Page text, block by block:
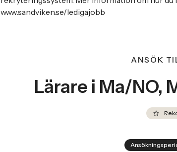
www.sandviken.se/ledigajobb
ANSÖK
Lärare i Ma/NO,